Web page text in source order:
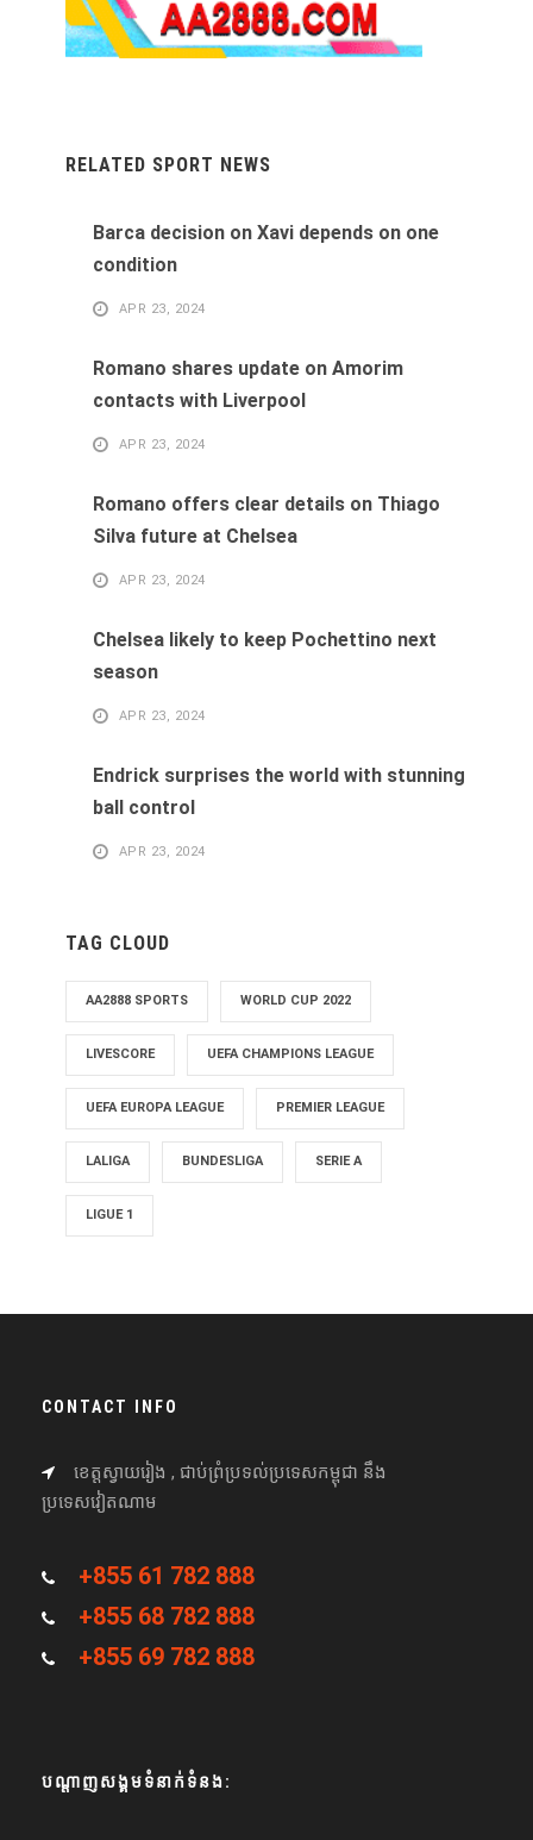
RELATED SPORT NEWS
Barca decision on Xavi depends on one
condition
APR 23, 2024
Romano shares update on Amorim
contacts with Liverpool
APR 23, 2024
Romano offers clear details on Thiago
Silva future at Chelsea
APR 23, 2024
Chelsea likely to keep Pochettino next
season
APR 23, 2024
Endrick surprises the world with stunning
ball control
APR 23, 2024
TAG CLOUD
AA2888 SPORTS WORLD CUP 2022
LIVESCORE UEFA CHAMPIONS LEAGUE
UEFA EUROPA LEAGUE PREMIER LEAGUE
LALIGA BUNDESLIGA SERIE A
LIGUE 1
CONTACT INFO
ខេត្តស្វាយរៀង , ជាប់ព្រំប្រទល់ប្រទេសកម្ពុជា នឹង
ប្រទេសវៀតណាម
+855 61 782 888
+855 68 782 888
+855 69 782 888
បណ្តាញសង្គមទំនាក់ទំនង: